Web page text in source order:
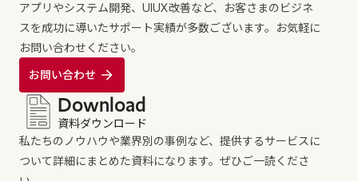
アプリやシステム開発、UIUX改善など、お客さまのビジネ
スを成功に導いたサポート実績が多数ございます。お気軽に
お問い合わせください。
お問い合わせ
Download
資料ダウンロード
私たちのノウハウや業界別の事例など、提供するサービスに
ついて詳細にまとめた資料になります。ぜひご一読くださ